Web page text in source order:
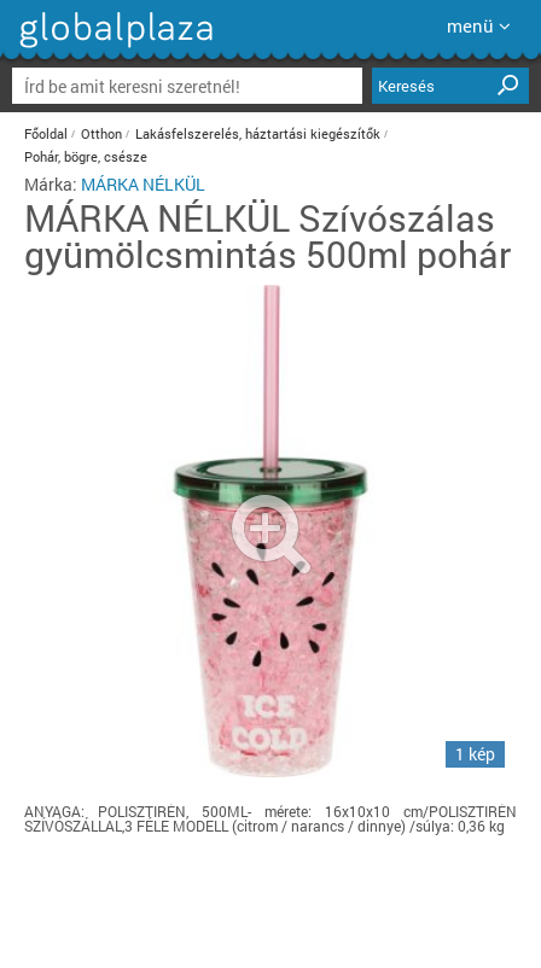
menü
Keresés
Főoldal Otthon
Lakásfelszerelés, háztartási kiegészítők
Pohár, bögre, csésze
Márka: MÁRKA NÉLKÜL
MÁRKA NÉLKÜL Szívószálas
gyümölcsmintás 500ml pohár
1 kép
ANYAGA: POLISZTIRÉN, 500ML- mérete: 16x10x10 cm/POLISZTIRÉN
SZÍVÓSZÁLLAL,3 FÉLE MODELL (citrom / narancs / dinnye) /súlya: 0,36 kg